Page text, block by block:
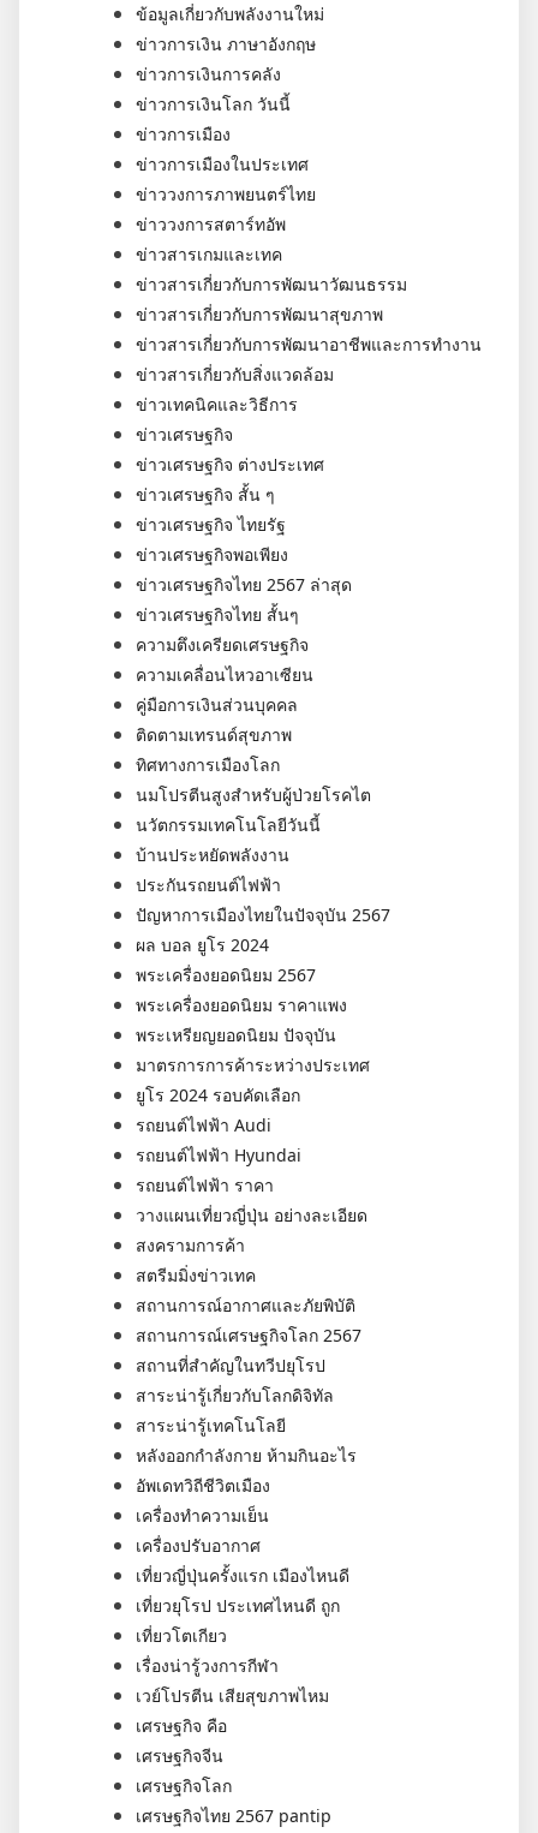
ข้อมูลเกี่ยวกับพลังงานใหม่
ข่าวการเงิน ภาษาอังกฤษ
ข่าวการเงินการคลัง
ข่าวการเงินโลก วันนี้
ข่าวการเมือง
ข่าวการเมืองในประเทศ
ข่าววงการภาพยนตร์ไทย
ข่าววงการสตาร์ทอัพ
ข่าวสารเกมและเทค
ข่าวสารเกี่ยวกับการพัฒนาวัฒนธรรม
ข่าวสารเกี่ยวกับการพัฒนาสุขภาพ
ข่าวสารเกี่ยวกับการพัฒนาอาชีพและการทำงาน
ข่าวสารเกี่ยวกับสิ่งแวดล้อม
ข่าวเทคนิคและวิธีการ
ข่าวเศรษฐกิจ
ข่าวเศรษฐกิจ ต่างประเทศ
ข่าวเศรษฐกิจ สั้น ๆ
ข่าวเศรษฐกิจ ไทยรัฐ
ข่าวเศรษฐกิจพอเพียง
ข่าวเศรษฐกิจไทย 2567 ล่าสุด
ข่าวเศรษฐกิจไทย สั้นๆ
ความตึงเครียดเศรษฐกิจ
ความเคลื่อนไหวอาเซียน
คู่มือการเงินส่วนบุคคล
ติดตามเทรนด์สุขภาพ
ทิศทางการเมืองโลก
นมโปรตีนสูงสำหรับผู้ป่วยโรคไต
นวัตกรรมเทคโนโลยีวันนี้
บ้านประหยัดพลังงาน
ประกันรถยนต์ไฟฟ้า
ปัญหาการเมืองไทยในปัจจุบัน 2567
ผล บอล ยูโร 2024
พระเครื่องยอดนิยม 2567
พระเครื่องยอดนิยม ราคาแพง
พระเหรียญยอดนิยม ปัจจุบัน
มาตรการการค้าระหว่างประเทศ
ยูโร 2024 รอบคัดเลือก
รถยนต์ไฟฟ้า Audi
รถยนต์ไฟฟ้า Hyundai
รถยนต์ไฟฟ้า ราคา
วางแผนเที่ยวญี่ปุ่น อย่างละเอียด
สงครามการค้า
สตรีมมิ่งข่าวเทค
สถานการณ์อากาศและภัยพิบัติ
สถานการณ์เศรษฐกิจโลก 2567
สถานที่สำคัญในทวีปยุโรป
สาระน่ารู้เกี่ยวกับโลกดิจิทัล
สาระน่ารู้เทคโนโลยี
หลังออกกําลังกาย ห้ามกินอะไร
อัพเดทวิถีชีวิตเมือง
เครื่องทำความเย็น
เครื่องปรับอากาศ
เที่ยวญี่ปุ่นครั้งแรก เมืองไหนดี
เที่ยวยุโรป ประเทศไหนดี ถูก
เที่ยวโตเกียว
เรื่องน่ารู้วงการกีฬา
เวย์โปรตีน เสียสุขภาพไหม
เศรษฐกิจ คือ
เศรษฐกิจจีน
เศรษฐกิจโลก
เศรษฐกิจไทย 2567 pantip